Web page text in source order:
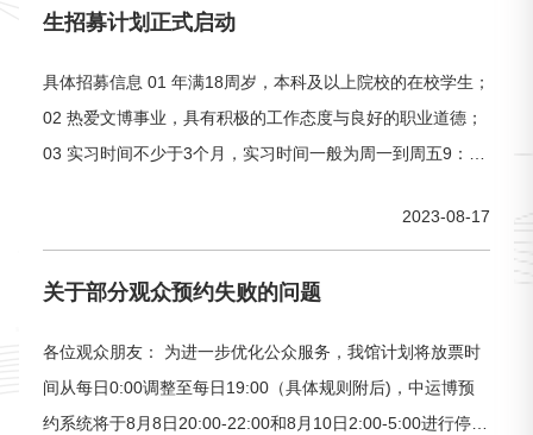
生招募计划正式启动
具体招募信息 01 年满18周岁，本科及以上院校的在校学生；
02 热爱文博事业，具有积极的工作态度与良好的职业道德；
03 实习时间不少于3个月，实习时间一般为周一到周五9：00
2023-08-17
关于部分观众预约失败的问题
各位观众朋友： 为进一步优化公众服务，我馆计划将放票时
间从每日0:00调整至每日19:00（具体规则附后)，中运博预
约系统将于8月8日20:00-22:00和8月10日2:00-5:00进行停机